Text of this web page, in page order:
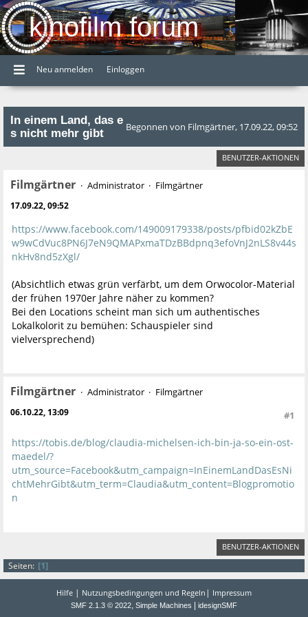
kinofilm forum
Neu anmelden Einloggen
In einem Land, das e
s nicht mehr gibt
Begonnen von Filmgärtner, 17.09.22, 09:52
BENUTZER-AKTIONEN
Filmgärtner Administrator Filmgärtner
17.09.22, 09:52
https://www.facebook.com/149009179338/posts/pfbid02kZbE
w9wCdVuc8PN6J7eN9QMAPxmaTDzBBdpnq3efoVnJ2nLS8v44s
nkHv8nd5zXgl/
(Absichtlich etwas grün verfärbt, um dem Orwocolor-Material
der frühen 1970er Jahre näher zu kommen?
Bei den Locations scheint man sich um authentisches
Lokalkolorit zu bemühen: Schauspieler sind
vielversprechend)
Filmgärtner Administrator Filmgärtner
06.10.22, 13:09 #1
https://tobis.de/blog/claudia-michelsen-ich-bin-ja-so-ein-ost-
maedel/?
utm_source=Facebook&utm_campaign=InEinemLandDasEsNi
chtMehrGibt&utm_term=Claudia&utm_content=Blogpromotio
n
BENUTZER-AKTIONEN
Seiten 1
Hilfe | Nutzungsbedingungen und Regeln | Impressum
SMF 2.1.3 © 2022, Simple Machines idesignSMF